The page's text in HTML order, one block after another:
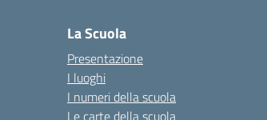
La Scuola
Presentazione
I luoghi
I numeri della scuola
Le carte della scuola